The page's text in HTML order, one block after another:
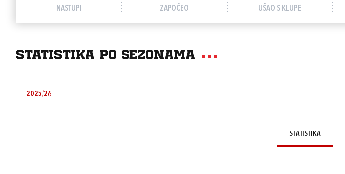
NASTUPI ZAPOČEO UŠAO S KLUPE
Statistika po sezonama
2025/26
STATISTIKA